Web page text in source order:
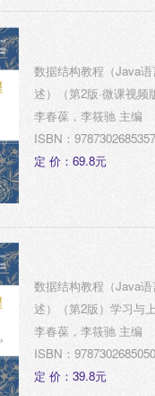
数据结构教程（Java语
述）（第2版·微课视频
李春葆，李筱驰 主编
ISBN：9787302685357
定 价：69.8元
数据结构教程（Java语
述）（第2版）学习与
验指导
李春葆，李筱驰 主编
ISBN：9787302685050
定 价：39.8元